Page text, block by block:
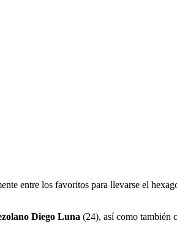
entre los favoritos para llevarse el
Diego Luna (24), así como también